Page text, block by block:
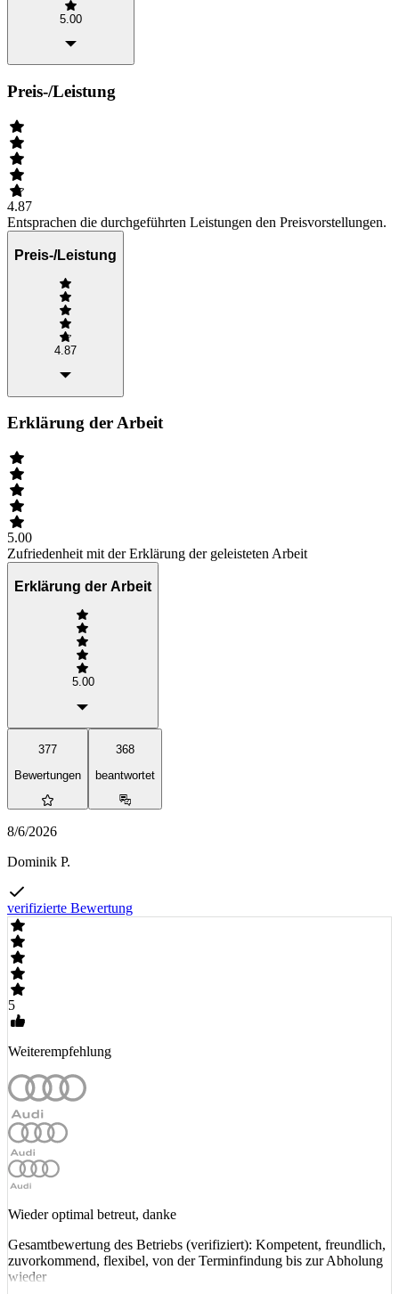
5.00
Preis-/Leistung
4.87
Entsprachen die durchgeführten Leistungen den Preisvorstellungen.
Preis-/Leistung
4.87
Erklärung der Arbeit
5.00
Zufriedenheit mit der Erklärung der geleisteten Arbeit
Erklärung der Arbeit
5.00
377
Bewertungen
368
beantwortet
8/6/2026
Dominik P.
verifizierte Bewertung
5
Weiterempfehlung
Wieder optimal betreut, danke
Gesamtbewertung des Betriebs (verifiziert): Kompetent, freundlich,
zuvorkommend, flexibel, von der Terminfindung bis zur Abholung
wieder